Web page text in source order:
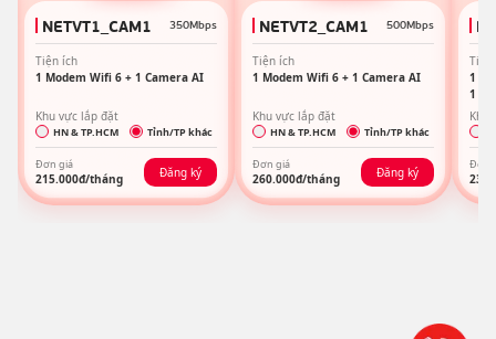
NETVT1_CAM1 350Mbps
Tiện ích
1 Modem Wifi 6 + 1 Camera AI
Khu vực lắp đặt
HN & TP.HCM Tỉnh/TP khác
Đơn giá
215.000đ/tháng Đăng ký
NETVT2_CAM1 500Mbps
Tiện ích
1 Modem Wifi 6 + 1 Camera AI
Khu vực lắp đặt
HN & TP.HCM Tỉnh/TP khác
Đơn giá
260.000đ/tháng Đăng ký
Tiện
1
1
Khu
Đơn